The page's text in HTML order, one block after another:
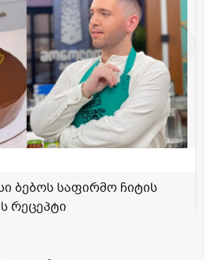
ბებოს საფირმო ჩიტის
რეცეპტი